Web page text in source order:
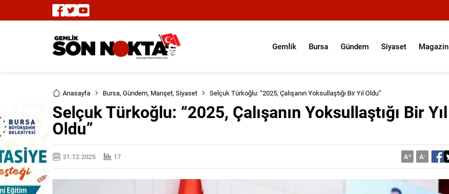
Gemlik Bursa Gündem Siyaset Magazin
Anasayfa Bursa, Gündem, Manşet, Siyaset Selçuk Türkoğlu: “2025, Çalışanın Yoksullaştığı Bir Yıl Oldu”
Selçuk Türkoğlu: “2025, Çalışanın Yoksullaştığı Bir Yıl
Oldu”
31.12.2025 17 A+ A-